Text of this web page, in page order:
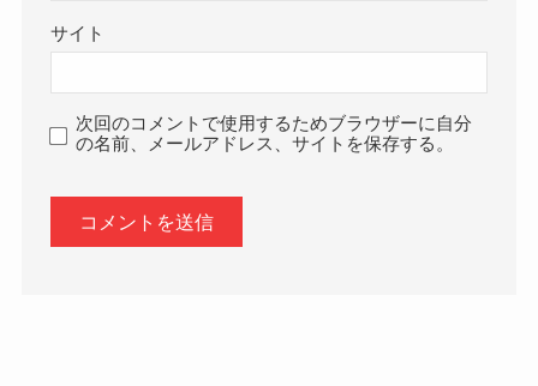
サイト
次回のコメントで使用するためブラウザーに自分
の名前、メールアドレス、サイトを保存する。